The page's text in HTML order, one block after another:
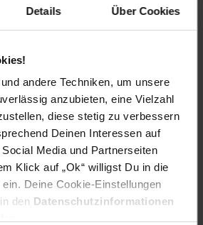
Details Über Cookies
andere Techniken, um unsere
anzubieten, eine Vielzahl
diese stetig zu verbessern
Deinen Interessen auf
Media und Partnerseiten
Klick auf „Ok“ willigst Du in die
Deine Cookie-Einstellungen
den Datenschutzinformationen
Mobilität
Zum Prospekt
Reise-Angebote August